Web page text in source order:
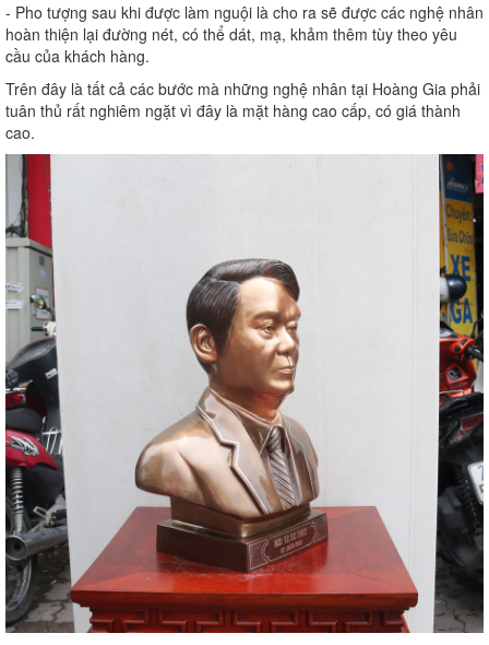
- Pho tượng sau khi được làm nguội là cho ra sẽ được các nghệ nhân
hoàn thiện lại đường nét, có thể dát, mạ, khảm thêm tùy theo yêu
cầu của khách hàng.
Trên đây là tất cả các bước mà những nghệ nhân tại Hoàng Gia phải
tuân thủ rất nghiêm ngặt vì đây là mặt hàng cao cấp, có giá thành
cao.